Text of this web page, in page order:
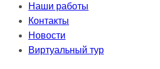
Наши работы
Контакты
Новости
Виртуальный тур